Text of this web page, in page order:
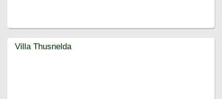
Villa Thusnelda
Villa Thusnelda